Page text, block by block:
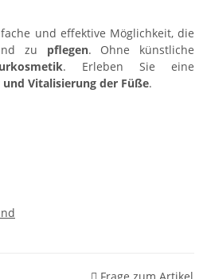
und effektive Möglichkeit, die
zu pflegen. Ohne künstliche
. Erleben Sie eine
und Vitalisierung der Füße.